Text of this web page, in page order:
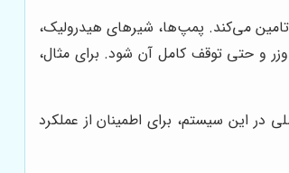
تامین می‌کند. پمپ‌ها، شیرهای هیدرولیک،
و حتی توقف کامل آن شود. برای مثال،
این سیستم، برای اطمینان از عملکرد